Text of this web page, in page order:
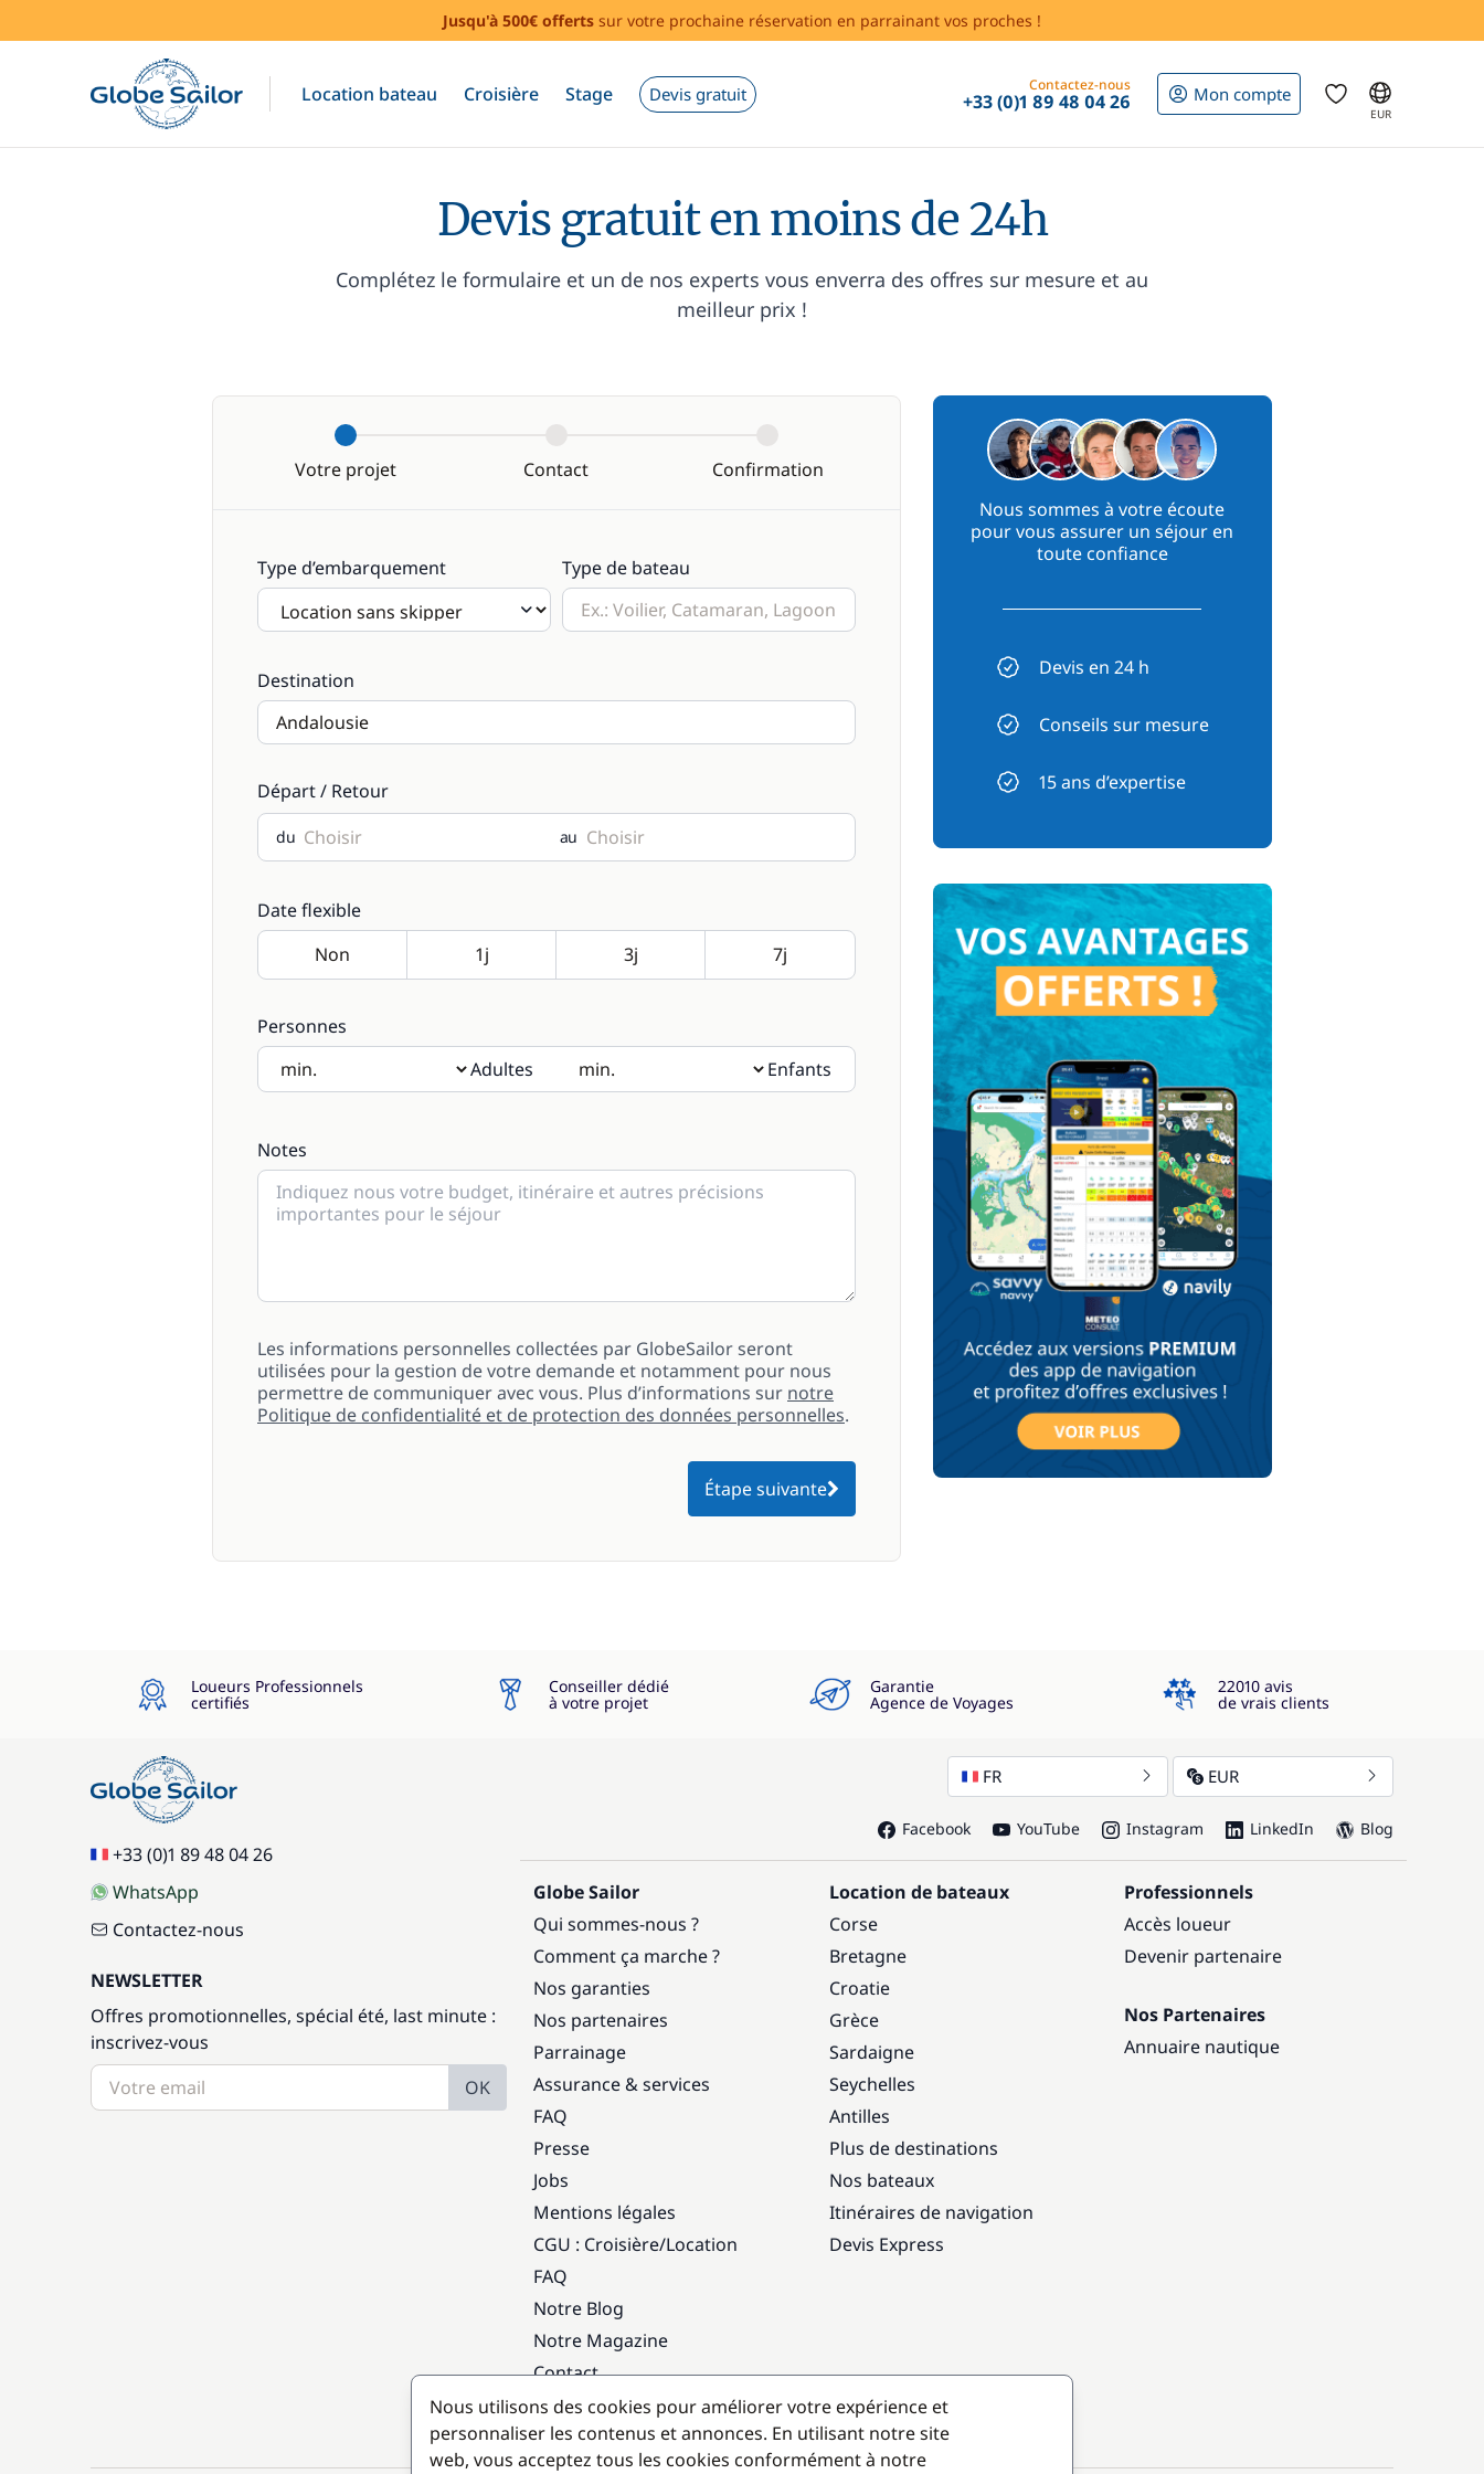
Jusqu'à 500€ offerts sur votre prochaine réservation en parrainant vos proches !
Location bateau Croisière Stage Devis gratuit Contactez-nous
+33 (0)1 89 48 04 26 Mon compte
EUR
Devis gratuit en moins de 24h
Complétez le formulaire et un de nos experts vous enverra des offres sur mesure et au
meilleur prix !
Votre projet Contact Confirmation
Type d’embarquement Type de bateau
Destination
Départ / Retour
du au
Date flexible
Personnes
Adultes
Enfants
Notes
Les informations personnelles collectées par GlobeSailor seront
utilisées pour la gestion de votre demande et notamment pour nous
permettre de communiquer avec vous. Plus d’informations sur notre
Politique de confidentialité et de protection des données personnelles.
Étape suivante
Nous sommes à votre écoute
pour vous assurer un séjour en
toute confiance
Devis en 24 h
Conseils sur mesure
15 ans d’expertise
Loueurs Professionnels
certifiés
Conseiller dédié
à votre projet
Garantie
Agence de Voyages
4.3
22010 avis
de vrais clients
+33 (0)1 89 48 04 26
WhatsApp
Contactez-nous
NEWSLETTER
Offres promotionnelles, spécial été, last minute :
inscrivez-vous
OK
FR EUR
Facebook YouTube Instagram LinkedIn Blog
Globe Sailor
Qui sommes-nous ?
Comment ça marche ?
Nos garanties
Nos partenaires
Parrainage
Assurance & services
FAQ
Presse
Jobs
Mentions légales
CGU : Croisière/Location
FAQ
Notre Blog
Notre Magazine
Contact
Location de bateaux
Corse
Bretagne
Croatie
Grèce
Sardaigne
Seychelles
Antilles
Plus de destinations
Nos bateaux
Itinéraires de navigation
Devis Express
Professionnels
Accès loueur
Devenir partenaire
Nos Partenaires
Annuaire nautique
Destinations populaires
Nous utilisons des cookies pour améliorer votre expérience et
personnaliser les contenus et annonces. En utilisant notre site
web, vous acceptez tous les cookies conformément à notre